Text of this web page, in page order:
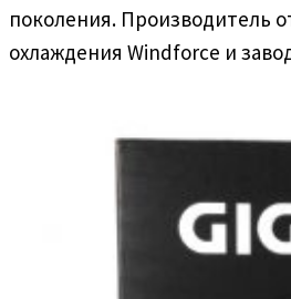
поколения. Производитель
охлаждения Windforce и